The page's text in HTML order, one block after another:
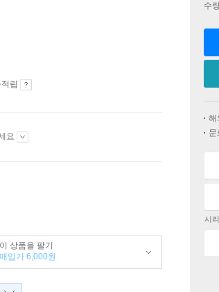
립
요
이 상품을 팔기
매입가 6,000원
수
해
문
시